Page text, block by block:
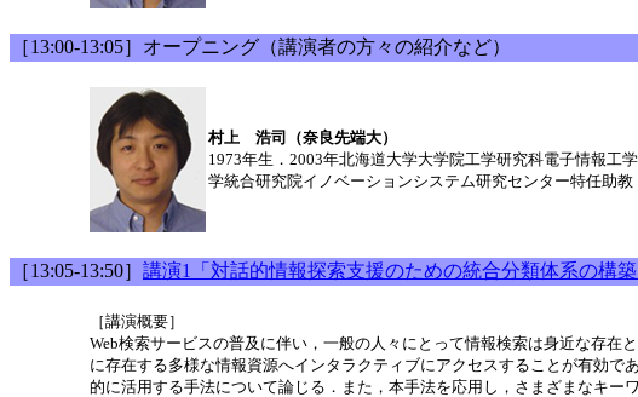
［13:00-13:05］オープニング（講演者の方々の紹介など）
村上 浩司（奈良先端大）
1973年生．2003年北海道大学大学院工学研究科電子情報工
学統合研究院イノベーションシステム研究センター特任助
［13:05-13:50］ 講演1「対話的情報探索支援のための統合分類体系の構築
［講演概要］
Web検索サービスの普及に伴い，一般の人々にとって情報検索は身近な存
に存在する多様な情報資源へインタラクティブにアクセスすることが有効
的に活用する手法について論じる．また，本手法を応用し，さまざまなキ